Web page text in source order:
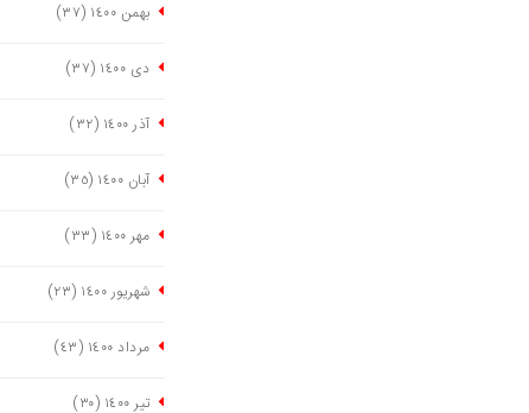
بهمن ١٤٠٠ (٣٧)
دی ١٤٠٠ (٣٧)
آذر ١٤٠٠ (٣٢)
آبان ١٤٠٠ (٣٥)
مهر ١٤٠٠ (٣٣)
شهریور ١٤٠٠ (٢٣)
مرداد ١٤٠٠ (٤٣)
تیر ١٤٠٠ (٣٠)